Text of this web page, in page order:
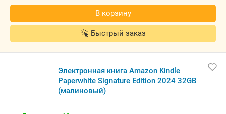
В корзину
Быстрый заказ
Электронная книга Amazon Kindle
Paperwhite Signature Edition 2024 32GB
(малиновый)